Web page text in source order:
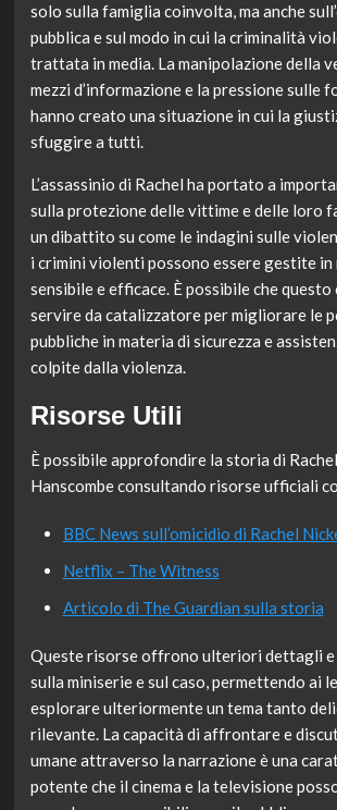
solo sulla famiglia coinvolta, ma anche
pubblica e sul modo in cui la criminalità
trattata in media. La manipolazione della
mezzi d’informazione e la pressione sulle
hanno creato una situazione in cui la
sfuggire a tutti.
L’assassinio di Rachel ha portato a
sulla protezione delle vittime e delle loro
un dibattito su come le indagini sulle
i crimini violenti possono essere gestite in
sensibile e efficace. È possibile che questo
servire da catalizzatore per migliorare le
pubbliche in materia di sicurezza e
colpite dalla violenza.
Risorse Utili
È possibile approfondire la storia di
Hanscombe consultando risorse ufficiali
BBC News sull’omicidio di Rachel
Netflix – The Witness
Articolo di The Guardian sulla storia
Queste risorse offrono ulteriori dettagli
sulla miniserie e sul caso, permettendo ai
esplorare ulteriormente un tema tanto
rilevante. La capacità di affrontare e
umane attraverso la narrazione è una
potente che il cinema e la televisione